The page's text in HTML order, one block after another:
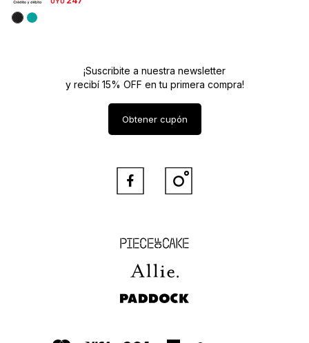
Piece of Cake
Allie
Paddock
¡Suscribite a nuestra newsletter
y recibí 15% OFF en tu primera compra!
Obtener cupón
 